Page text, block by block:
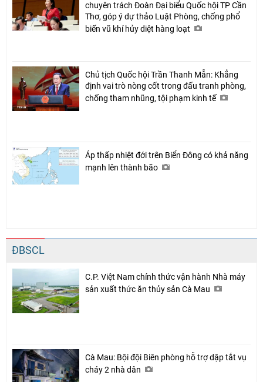
chuyên trách Đoàn Đại biểu Quốc hội TP Cần
Thơ, góp ý dự thảo Luật Phòng, chống phổ
biến vũ khí hủy diệt hàng loạt
Chủ tịch Quốc hội Trần Thanh Mẫn: Khẳng
định vai trò nòng cốt trong đấu tranh phòng,
chống tham nhũng, tội phạm kinh tế
Áp thấp nhiệt đới trên Biển Đông có khả năng
mạnh lên thành bão
ĐBSCL
C.P. Việt Nam chính thức vận hành Nhà máy
sản xuất thức ăn thủy sản Cà Mau
Cà Mau: Bội đội Biên phòng hỗ trợ dập tắt vụ
cháy 2 nhà dân